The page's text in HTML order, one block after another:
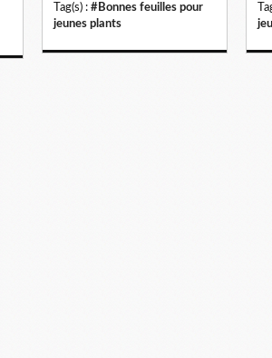
Tag(s) : #Bonnes feuilles pour
jeunes plants